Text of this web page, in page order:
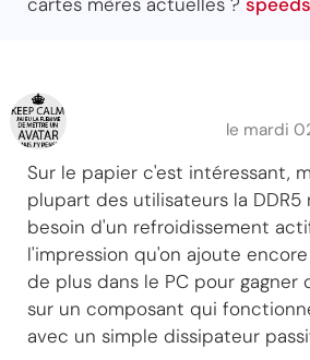
le mardi
Sur le papier c'est intéressant,
plupart des utilisateurs la DDR5
besoin d'un refroidissement
l'impression qu'on ajoute
de plus dans le PC pour gagner
sur un composant qui
avec un simple dissipateur